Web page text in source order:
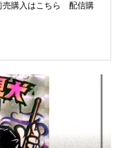
売購入はこちら 配信購